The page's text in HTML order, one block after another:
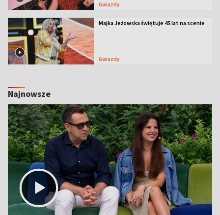
Gwiazdy
Majka Jeżowska świętuje 45 lat na scenie
Gwiazdy
Najnowsze